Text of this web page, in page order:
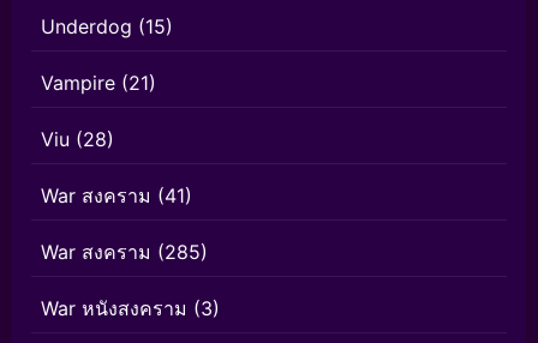
Underdog (15)
Vampire (21)
Viu (28)
War สงคราม (41)
War สงคราม (285)
War หนังสงคราม (3)